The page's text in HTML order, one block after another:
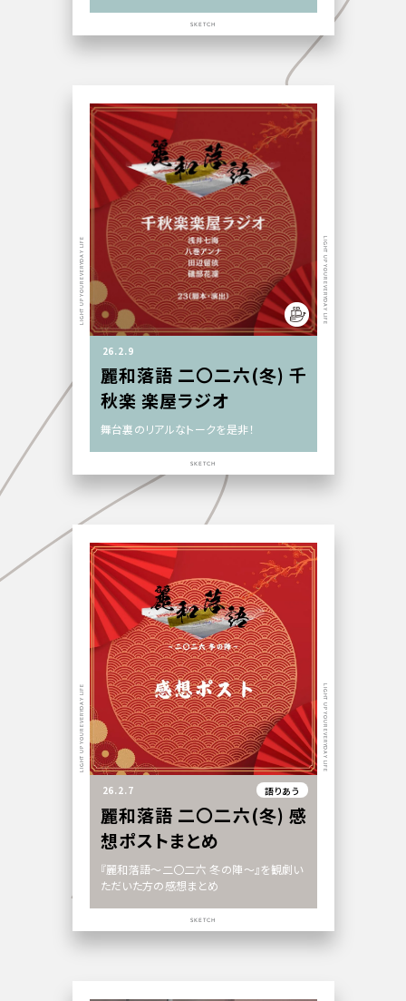
SKETCH
26.2.9
麗和落語 二〇二六(冬) 千
秋楽 楽屋ラジオ
舞台裏のリアルなトークを是非！
LIGHT UP YOUR EVERYDAY LIFE LIGHT UP YOUR EVERYDAY LIFE
SKETCH
26.2.7 語りあう
麗和落語 二〇二六(冬) 感
想ポストまとめ
『麗和落語～二〇二六 冬の陣～』を観劇い
ただいた方の感想まとめ
LIGHT UP YOUR EVERYDAY LIFE LIGHT UP YOUR EVERYDAY LIFE
SKETCH